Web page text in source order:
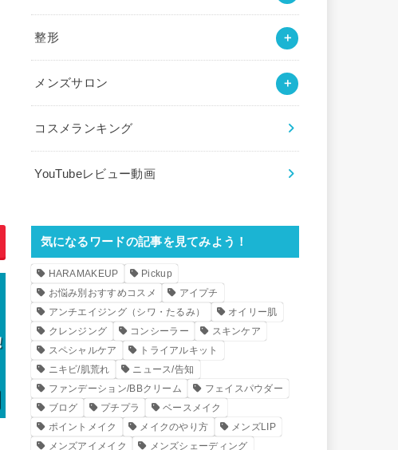
整形
メンズサロン
コスメランキング
YouTubeレビュー動画
気になるワードの記事を見てみよう！
HARAMAKEUP
Pickup
お悩み別おすすめコスメ
アイプチ
アンチエイジング（シワ・たるみ）
オイリー肌
クレンジング
コンシーラー
スキンケア
スペシャルケア
トライアルキット
ニキビ/肌荒れ
ニュース/告知
ファンデーション/BBクリーム
フェイスパウダー
ブログ
プチプラ
ベースメイク
ポイントメイク
メイクのやり方
メンズLIP
メンズアイメイク
メンズシェーディング